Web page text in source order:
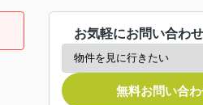
お気軽にお問い合わ
無料お問い合